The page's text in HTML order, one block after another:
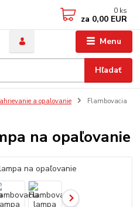
Menu
Hľadať
0 ks
za 0,00 EUR
a opalovanie
Flambovacia
na opaľovanie